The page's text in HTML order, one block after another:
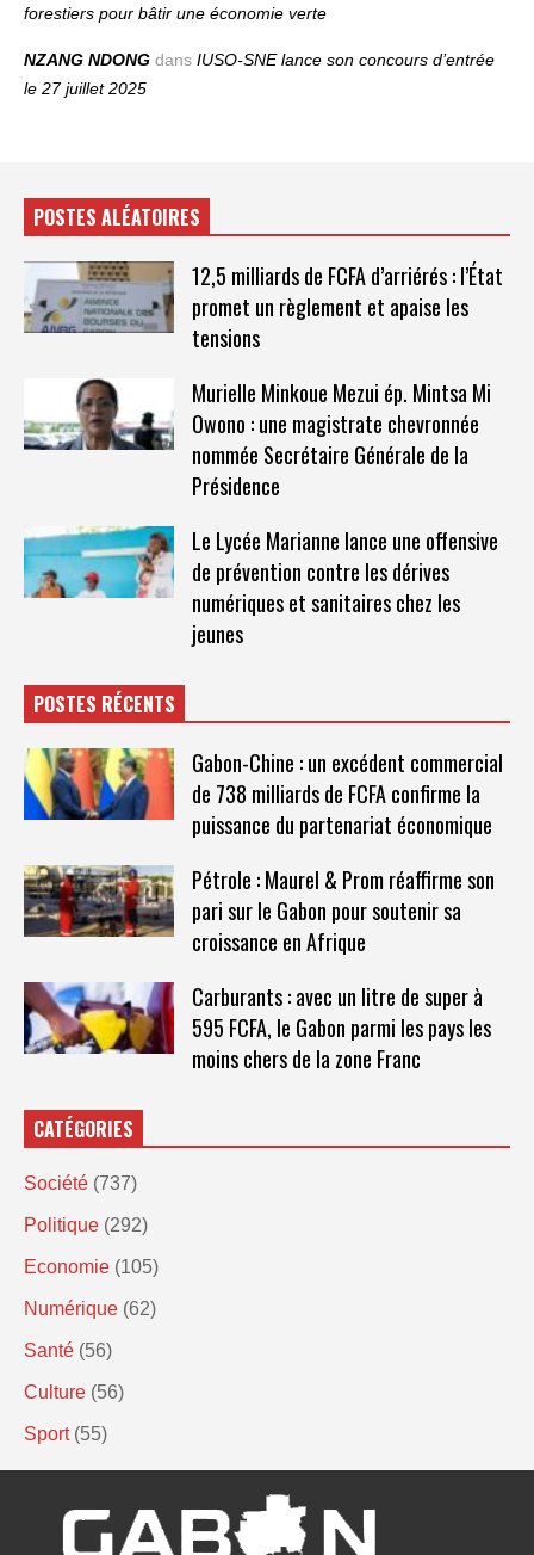
forestiers pour bâtir une économie verte
NZANG NDONG dans IUSO‑SNE lance son concours d’entrée
le 27 juillet 2025
POSTES ALÉATOIRES
12,5 milliards de FCFA d’arriérés : l’État
promet un règlement et apaise les
tensions
Murielle Minkoue Mezui ép. Mintsa Mi
Owono : une magistrate chevronnée
nommée Secrétaire Générale de la
Présidence
Le Lycée Marianne lance une offensive
de prévention contre les dérives
numériques et sanitaires chez les
jeunes
POSTES RÉCENTS
Gabon-Chine : un excédent commercial
de 738 milliards de FCFA confirme la
puissance du partenariat économique
Pétrole : Maurel & Prom réaffirme son
pari sur le Gabon pour soutenir sa
croissance en Afrique
Carburants : avec un litre de super à
595 FCFA, le Gabon parmi les pays les
moins chers de la zone Franc
CATÉGORIES
Société (737)
Politique (292)
Economie (105)
Numérique (62)
Santé (56)
Culture (56)
Sport (55)